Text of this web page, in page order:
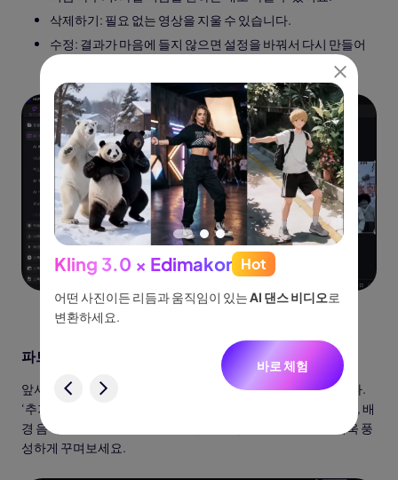
Kling 3.0 × Edimakor Hot
어떤 사진이든 리듬과 움직임이 있는AI 댄스 비디오로
변환하세요.
바로 체험
삭제하기: 필요 없는 영상을 지울 수 있습니다.
수정: 결과가 마음에 들지 않으면 설정을 바꿔서 다시 만들어
보세요.
파트 5: 편집 및 내보내기
앞서 말씀드린 것처럼, 생성된 영상을 추가로 편집할 수 있습니다.
‘추가’ 버튼을 클릭해 영상을 타임라인에 배치한 후, 텍스트 삽입, 배
경 음악 추가, 영상 배경 변경, 시각 효과 적용 등으로 영상을 더욱 풍
성하게 꾸며보세요.